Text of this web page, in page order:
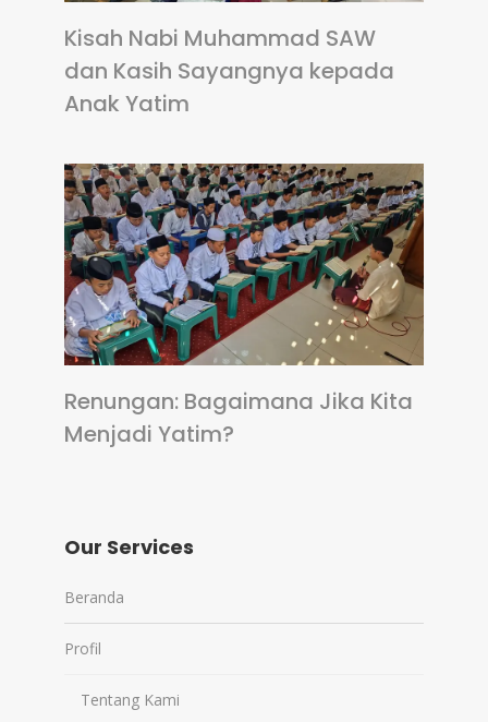
Kisah Nabi Muhammad SAW
dan Kasih Sayangnya kepada
Anak Yatim
Renungan: Bagaimana Jika Kita
Menjadi Yatim?
Our Services
Beranda
Profil
Tentang Kami